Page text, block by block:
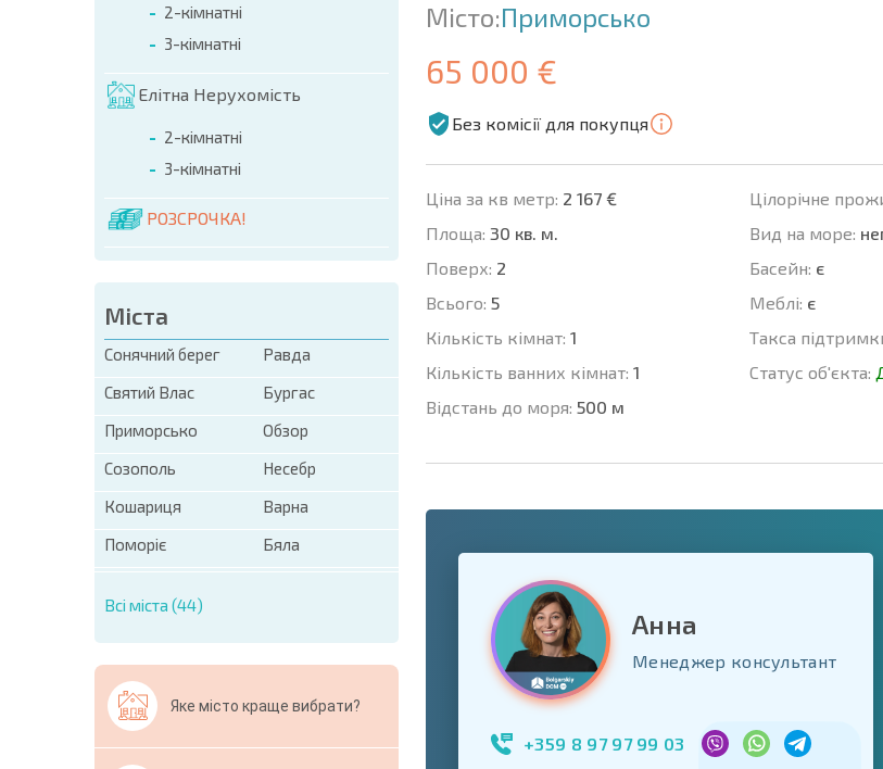
2-кімнатні
3-кімнатні
Елітна Нерухомість
2-кімнатні
3-кімнатні
РОЗСРОЧКА!
Міста
Сонячний берег
Равда
Святий Влас
Бургас
Приморсько
Обзор
Созополь
Несебр
Кошариця
Варна
Поморіє
Бяла
Всі міста (44)
Яке місто краще вибрати?
Місто:Приморсько
65 000 €
Без комісії для покупця
Ціна за кв метр: 2 167 €
Площа: 30 кв. м.
Поверх: 2
Всього: 5
Кількість кімнат: 1
Кількість ванних кімнат: 1
Відстань до моря: 500 м
Цілорічне
Вид на море:
Баcейн: є
Меблі: є
Такса
Статус об'єкта:
United
+1
* Поля обов'язкові для заповнення
Свернуть форму
Анна
Менеджер консультант
+359 8 97 97 99 03